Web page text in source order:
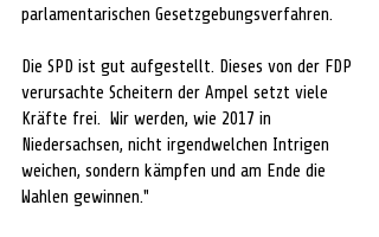
parlamentarischen Gesetzgebungsverfahren.
Die SPD ist gut aufgestellt. Dieses von der FDP
verursachte Scheitern der Ampel setzt viele
Kräfte frei.  Wir werden, wie 2017 in
Niedersachsen, nicht irgendwelchen Intrigen
weichen, sondern kämpfen und am Ende die
Wahlen gewinnen."